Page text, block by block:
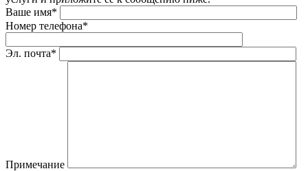
Ваше имя*
Номер телефона*
Эл. почта*
Примечание